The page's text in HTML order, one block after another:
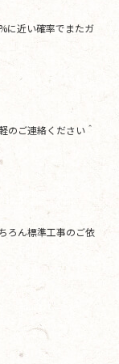
に近い確率でまたガ
のご連絡ください＾
ろん標準工事のご依